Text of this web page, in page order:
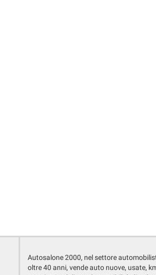
Autosalone 2000, nel settore
oltre 40 anni, vende auto nuove, usate,